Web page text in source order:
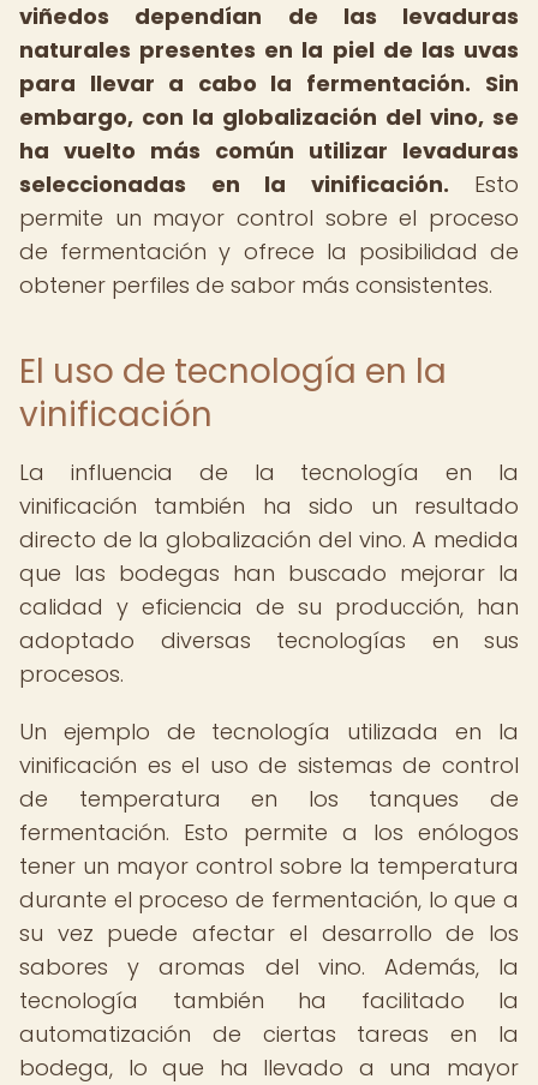
viñedos dependían de las levaduras
naturales presentes en la piel de las uvas
para llevar a cabo la fermentación. Sin
embargo, con la globalización del vino, se
ha vuelto más común utilizar levaduras
seleccionadas en la vinificación. Esto
permite un mayor control sobre el proceso
de fermentación y ofrece la posibilidad de
obtener perfiles de sabor más consistentes.
El uso de tecnología en la
vinificación
La influencia de la tecnología en la
vinificación también ha sido un resultado
directo de la globalización del vino. A medida
que las bodegas han buscado mejorar la
calidad y eficiencia de su producción, han
adoptado diversas tecnologías en sus
procesos.
Un ejemplo de tecnología utilizada en la
vinificación es el uso de sistemas de control
de temperatura en los tanques de
fermentación. Esto permite a los enólogos
tener un mayor control sobre la temperatura
durante el proceso de fermentación, lo que a
su vez puede afectar el desarrollo de los
sabores y aromas del vino. Además, la
tecnología también ha facilitado la
automatización de ciertas tareas en la
bodega, lo que ha llevado a una mayor